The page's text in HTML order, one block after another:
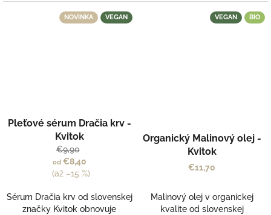
NOVINKA VEGAN
Pleťové sérum Dračia krv -
Kvitok
€9,90
od€8,40
(až –15 %)
Sérum Dračia krv od slovenskej
značky Kvitok obnovuje
VEGAN BIO
Organický Malinový olej -
Kvitok
€11,70
Malinový olej v organickej
kvalite od slovenskej